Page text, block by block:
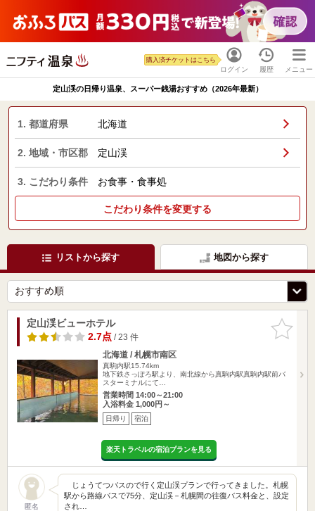
ログイン
購入済チケットはこちら
履歴 メニュー
定山渓の日帰り温泉、スーパー銭湯おすすめ（2026年最新）
1. 都道府県 北海道
2. 地域・市区郡 定山渓
3. こだわり条件 お食事・食事処
こだわり条件を変更する
リストから探す 地図から探す
お気に入
りに追加
定山渓ビューホテル
2.7点/ 23 件
北海道 / 札幌市南区
真駒内駅15.74km
地下鉄さっぽろ駅より、南北線から真駒内駅真駒内駅前バ
スターミナルにて…
営業時間 14:00～21:00
入浴料金 1,000円～
日帰り 宿泊
楽天トラベルの宿泊プランを見る
匿名
じょうてつバスので行く定山渓プランで行ってきました。札幌
駅から路線バスで75分、定山渓－札幌間の往復バス料金と、設定
され…